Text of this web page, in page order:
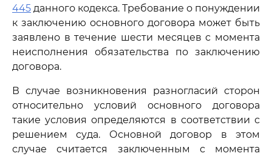
445 данного кодекса. Требование о понуждении
к заключению основного договора может быть
заявлено в течение шести месяцев с момента
неисполнения обязательства по заключению
договора.
В случае возникновения разногласий сторон
относительно условий основного договора
такие условия определяются в соответствии с
решением суда. Основной договор в этом
случае считается заключенным с момента